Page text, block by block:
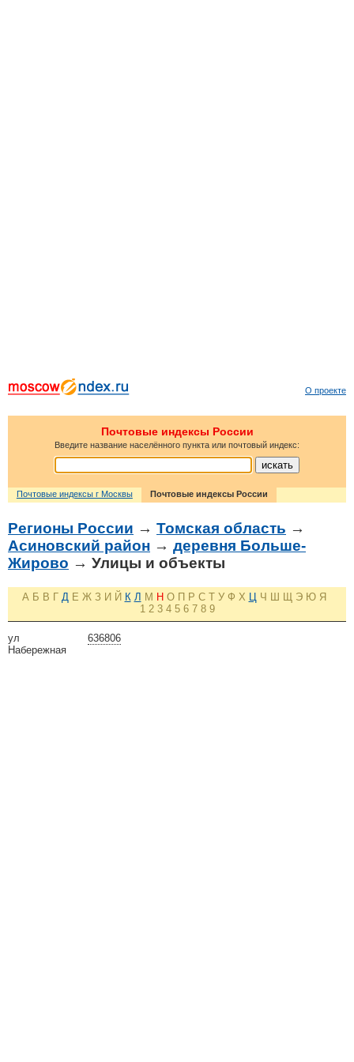
О проекте
Почтовые индексы России
Введите название населённого пункта или почтовый индекс:
Почтовые индексы г Москвы Почтовые индексы России
Регионы России → Томская область →
Асиновский район → деревня Больше-
Жирово → Улицы и объекты
А Б В Г Д Е Ж З И Й К Л М Н О П Р С Т У Ф Х Ц Ч Ш Щ Э Ю Я
1 2 3 4 5 6 7 8 9
636806
ул
Набережная